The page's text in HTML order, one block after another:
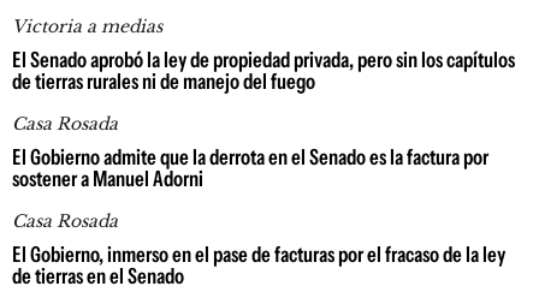
Victoria a medias
El Senado aprobó la ley de propiedad privada, pero sin los capítulos
de tierras rurales ni de manejo del fuego
Casa Rosada
El Gobierno admite que la derrota en el Senado es la factura por
sostener a Manuel Adorni
Casa Rosada
El Gobierno, inmerso en el pase de facturas por el fracaso de la ley
de tierras en el Senado